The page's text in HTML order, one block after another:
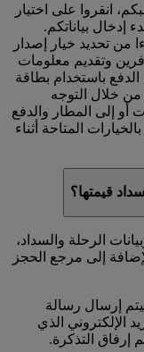
انقروا على اختيار
بياناتكم.
من تحديد خيار إصدار
وتقديم معلومات
الدفع باستخدام بطاقة
من خلال التوجه
أو إلى المطار والدفع
المتاحة أثناء
قيمتها؟
الرحلة والسداد،
إلى مرجع الحجز
إرسال رسالة
الإلكتروني الذي
إرفاق التذكرة.